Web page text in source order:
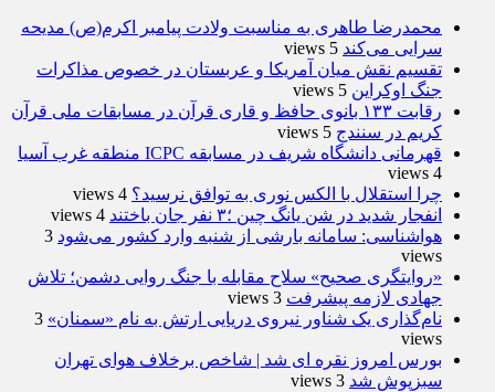
محمدرضا طاهری به مناسبت ولادت پیامبر اکرم(ص) مدیحه
سرایی می‌کند 5 views
تقسیم نقش میان آمریکا و عربستان در خصوص مذاکرات
جنگ اوکراین 5 views
رقابت ۱۳۳ بانوی حافظ و قاری قرآن در مسابقات ملی قرآن
کریم در سنندج 5 views
قهرمانی دانشگاه شریف در مسابقه ICPC منطقه غرب آسیا
4 views
چرا استقلال با الکس نوری به توافق نرسید؟ 4 views
انفجار شدید در شن یانگ چین ؛۳ نفر جان باختند
4 views
هواشناسی: سامانه بارشی از شنبه وارد کشور می‌شود 3
views
«روایتگری صحیح» سلاح مقابله با جنگ روایی دشمن؛ تلاش
جهادی لازمه پیشرفت 3 views
نام‌گذاری یک شناور نیروی دریایی ارتش به نام «سمنان» 3
views
بورس امروز نقره ای شد | شاخص برخلاف هوای تهران
سبزپوش شد 3 views